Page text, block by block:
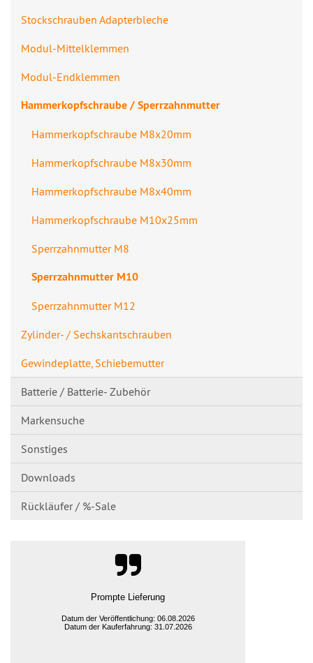
Stockschrauben Adapterbleche
Modul-Mittelklemmen
Modul-Endklemmen
Hammerkopfschraube / Sperrzahnmutte​r
Hammerkopfsch​raube M8x20mm
Hammerkopfsch​raube M8x30mm
Hammerkopfsch​raube M8x40mm
Hammerkopfsch​raube M10x25mm
Sperrzahnmutt​er M8
Sperrzahnmutt​er M10
Sperrzahnmutt​er M12
Zylinder- / Sechskantschrau​ben
Gewindeplatte, Schiebemutter
Batterie / Batterie- Zubehör
Markensuche
Sonstiges
Downloads
Rückläufer / %-Sale
Prompte Lieferung
Datum der Veröffentlichung: 06.08.2026
Datum der Kauferfahrung: 31.07.2026